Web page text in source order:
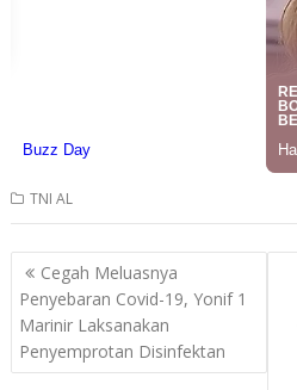
TNI AL
Post
navigation
Cegah Meluasnya
Penyebaran Covid-19, Yonif 1
Marinir Laksanakan
Penyemprotan Disinfektan